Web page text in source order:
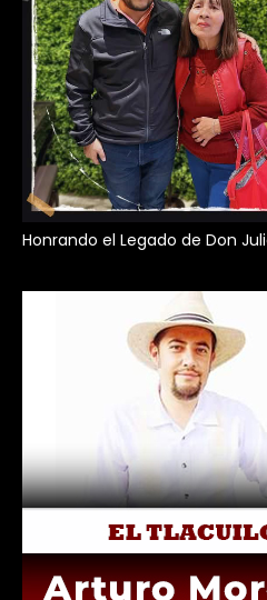
Honrando el Legado de Don